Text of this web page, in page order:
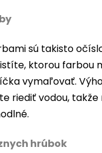
sú takisto
ktorou farbou
vymaľovať.
riediť vodou,
hrúbok